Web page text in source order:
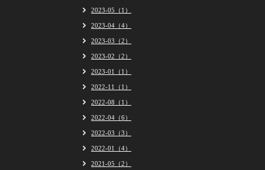
2023-05（1）
2023-04（4）
2023-03（2）
2023-02（2）
2023-01（1）
2022-11（1）
2022-08（1）
2022-04（6）
2022-03（3）
2022-01（4）
2021-05（2）